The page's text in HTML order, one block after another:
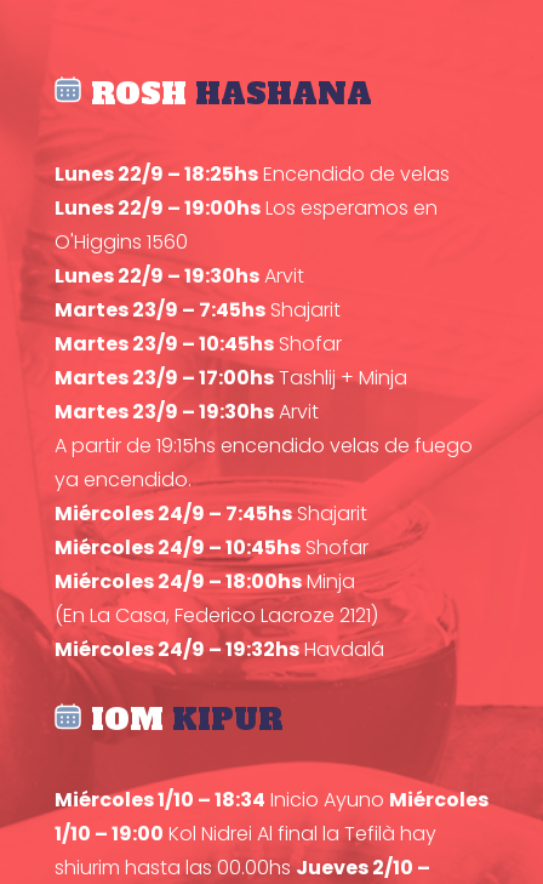
ROSH HASHANA
Lunes 22/9 – 18:25hsEncendido de velas
Lunes 22/9 – 19:00hsLos esperamos en
O'Higgins 1560
Lunes 22/9 – 19:30hsArvit
Martes 23/9 – 7:45hsShajarit
Martes 23/9 – 10:45hsShofar
Martes 23/9 – 17:00hsTashlij + Minja
Martes 23/9 – 19:30hsArvit
A partir de 19:15hs encendido velas de fuego
ya encendido.
Miércoles 24/9 – 7:45hsShajarit
Miércoles 24/9 – 10:45hsShofar
Miércoles 24/9 – 18:00hsMinja
(En La Casa, Federico Lacroze 2121)
Miércoles 24/9 – 19:32hsHavdalá
IOM KIPUR
Miércoles 1/10 – 18:34 Inicio Ayuno Miércoles
1/10 – 19:00 Kol Nidrei Al final la Tefilà hay
shiurim hasta las 00.00hsJueves 2/10 –